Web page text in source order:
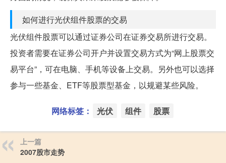
如何进行光伏组件股票的交易
光伏组件股票可以通过证券公司在证券交易所进行交易。
投资者需要在证券公司开户并设置交易方式为“网上股票交
易平台”，可在电脑、手机等设备上交易。另外也可以选择
参与一些基金、ETF等股票型基金，以规避某些风险。
网络标签： 光伏 组件 股票
上一篇
2007股市走势